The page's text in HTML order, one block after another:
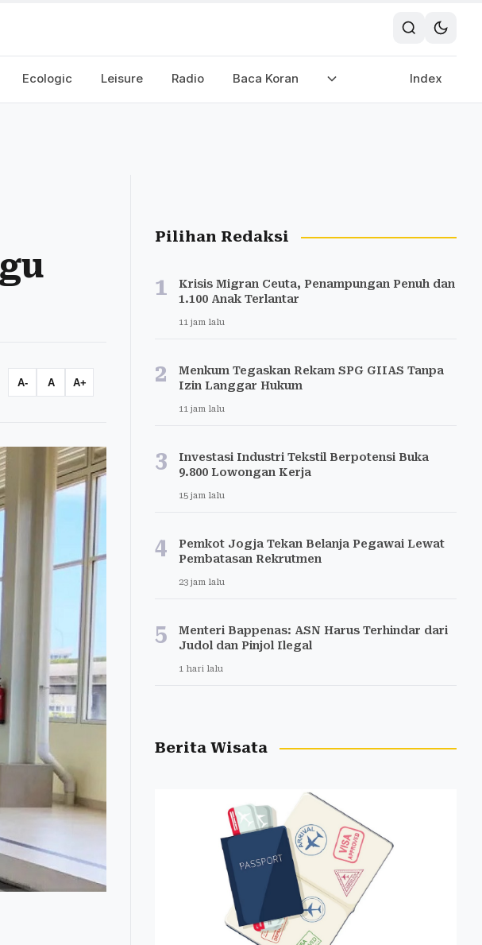
Ecologic Leisure Radio Baca Koran Index
A- A A+
Pilihan Redaksi
1
Krisis Migran Ceuta, Penampungan Penuh dan
1.100 Anak Terlantar
11 jam lalu
2
Menkum Tegaskan Rekam SPG GIIAS Tanpa
Izin Langgar Hukum
11 jam lalu
3
Investasi Industri Tekstil Berpotensi Buka
9.800 Lowongan Kerja
15 jam lalu
4
Pemkot Jogja Tekan Belanja Pegawai Lewat
Pembatasan Rekrutmen
23 jam lalu
5
Menteri Bappenas: ASN Harus Terhindar dari
Judol dan Pinjol Ilegal
1 hari lalu
Berita Wisata